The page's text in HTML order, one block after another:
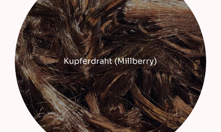
Kupferdraht (Millberry)